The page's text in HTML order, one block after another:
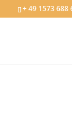
+ 49 1573 688